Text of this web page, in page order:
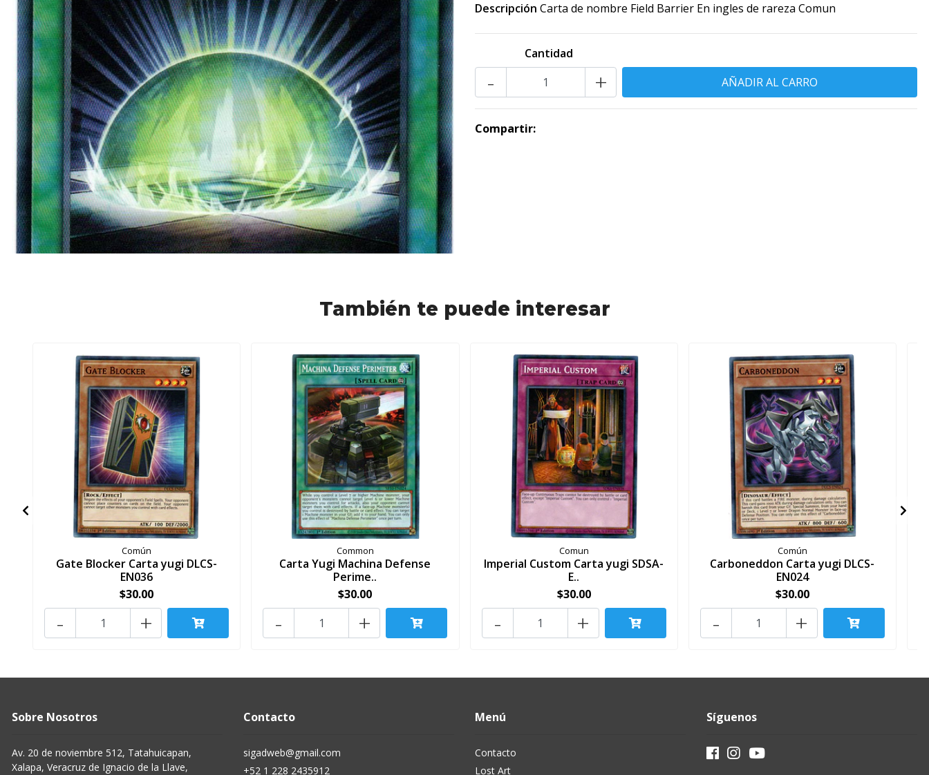
Descripción Carta de nombre Field Barrier En ingles de rareza Comun
Cantidad
+
-
Compartir:
También te puede interesar
Común
Gate Blocker Carta yugi DLCS-
EN036
$30.00
+
-
Common
Carta Yugi Machina Defense
Perime..
$30.00
+
-
Comun
Imperial Custom Carta yugi SDSA-
E..
$30.00
+
-
Común
Carboneddon Carta yugi DLCS-
EN024
$30.00
+
-
Sobre Nosotros
Av. 20 de noviembre 512, Tatahuicapan,
Xalapa, Veracruz de Ignacio de la Llave,
Contacto
sigadweb@gmail.com
+52 1 228 2435912
Menú
Contacto
Lost Art
Síguenos